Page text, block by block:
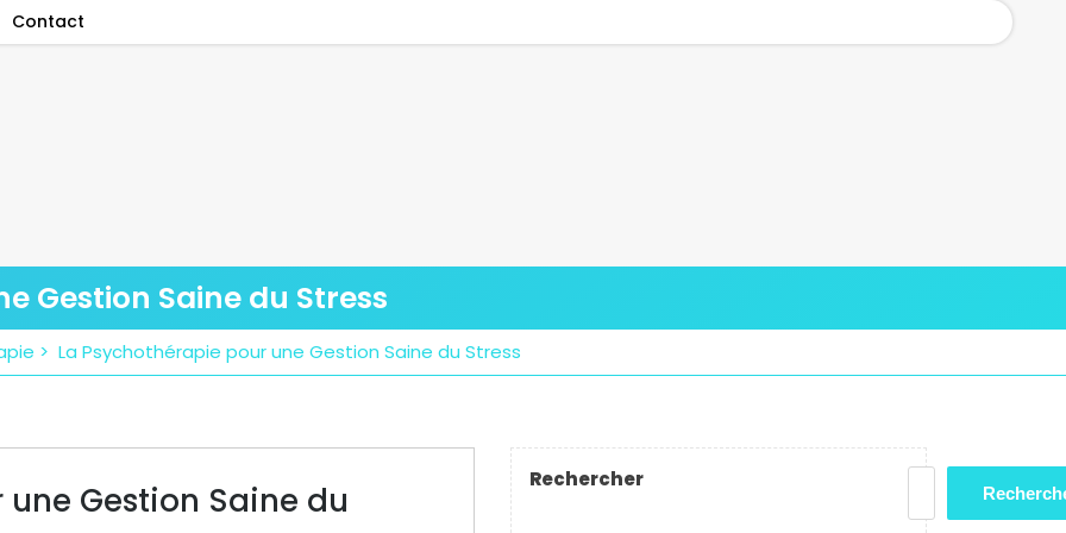
Contact
Gestion Saine du Stress
> La Psychothérapie pour une Gestion Saine du Stress
Gestion Saine du
Rechercher